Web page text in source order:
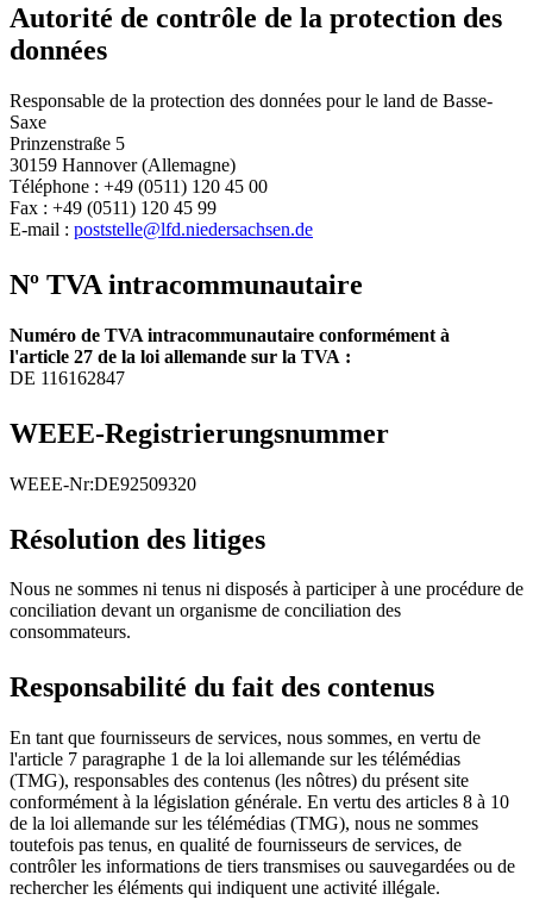
Autorité de contrôle de la protection des
données
Responsable de la protection des données pour le land de Basse-
Saxe
Prinzenstraße 5
30159 Hannover (Allemagne)
Téléphone : +49 (0511) 120 45 00
Fax : +49 (0511) 120 45 99
E-mail : poststelle@lfd.niedersachsen.de
Nº TVA intracommunautaire
Numéro de TVA intracommunautaire conformément à
l'article 27 de la loi allemande sur la TVA :
DE 116162847
WEEE-Registrierungsnummer
WEEE-Nr:DE92509320
Résolution des litiges
Nous ne sommes ni tenus ni disposés à participer à une procédure de
conciliation devant un organisme de conciliation des
consommateurs.
Responsabilité du fait des contenus
En tant que fournisseurs de services, nous sommes, en vertu de
l'article 7 paragraphe 1 de la loi allemande sur les télémédias
(TMG), responsables des contenus (les nôtres) du présent site
conformément à la législation générale. En vertu des articles 8 à 10
de la loi allemande sur les télémédias (TMG), nous ne sommes
toutefois pas tenus, en qualité de fournisseurs de services, de
contrôler les informations de tiers transmises ou sauvegardées ou de
rechercher les éléments qui indiquent une activité illégale.